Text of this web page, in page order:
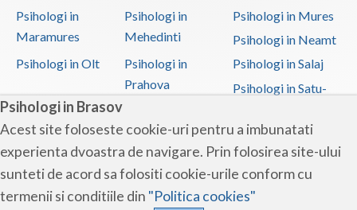
Psihologi in Brasov
Acest site foloseste cookie-uri pentru a imbunatati
experienta dvoastra de navigare. Prin folosirea site-ului
sunteti de acord sa folositi cookie-urile conform cu
termenii si conditiile din "Politica cookies"
Psihologi in
Maramures
Psihologi in
Mehedinti
Psihologi in Mures
Psihologi in Neamt
Psihologi in Olt
Psihologi in
Prahova
Psihologi in Salaj
Psihologi in Satu-
Psihologi in Sibiu
Psihologi in
Suceava
Psihologi in
Teleorman
Psihologi in Timis
Psihologi in Tulcea Psihologi in Valcea
Psihologi in Vaslui
Psihologi in